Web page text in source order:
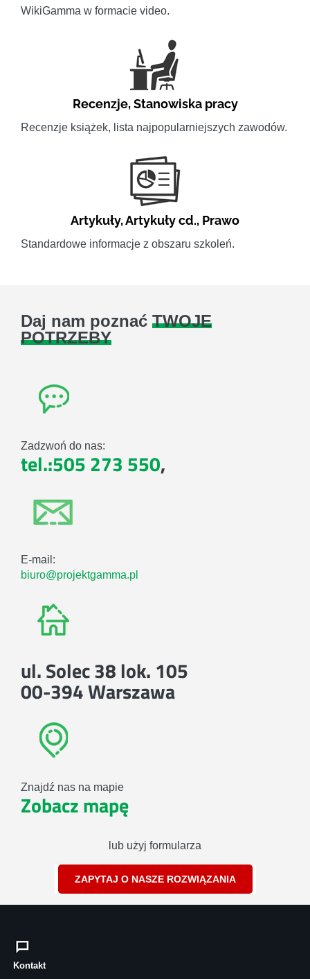
WikiGamma w formacie video.
Recenzje,Stanowiska pracy
Recenzje książek, lista najpopularniejszych zawodów.
Artykuły,Artykuły cd., Prawo
Standardowe informacje z obszaru szkoleń.
Daj nam poznać TWOJE
POTRZEBY
Zadzwoń do nas:
tel.:505 273 550,
E-mail:
biuro@projektgamma.pl
ul. Solec 38 lok. 105
00-394 Warszawa
Znajdź nas na mapie
Zobacz mapę
lub użyj formularza
ZAPYTAJ O NASZE ROZWIĄZANIA
Kontakt